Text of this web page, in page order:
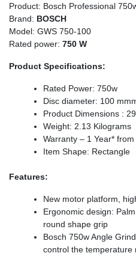
Product: Bosch Professional
Brand: BOSCH
Model: GWS 750-100
Rated power: 750 W
Product Specifications:
Rated Power: 750w
Disc diameter: 100
Product Dimensions :
Weight: 2.13 Kilograms
Warranty – 1 Year*
Item Shape: Rectangle
Features:
New motor platform,
Ergonomic design:
round shape grip
Bosch 750w Angle
control the temperature